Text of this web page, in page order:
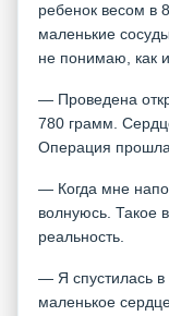
ребенок весом в
маленькие
не понимаю, как
— Проведена
780 грамм.
Операция
— Когда мне
волнуюсь. Такое
реальность.
— Я спустилась в
маленькое